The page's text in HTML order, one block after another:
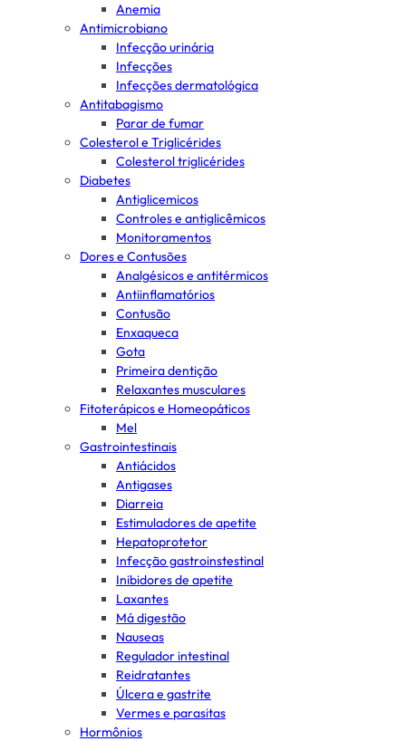
Anemia
Antimicrobiano
Infecção urinária
Infecções
Infecções dermatológica
Antitabagismo
Parar de fumar
Colesterol e Triglicérides
Colesterol triglicérides
Diabetes
Antiglicemicos
Controles e antiglicêmicos
Monitoramentos
Dores e Contusões
Analgésicos e antitérmicos
Antiinflamatórios
Contusão
Enxaqueca
Gota
Primeira dentição
Relaxantes musculares
Fitoterápicos e Homeopáticos
Mel
Gastrointestinais
Antiácidos
Antigases
Diarreia
Estimuladores de apetite
Hepatoprotetor
Infecção gastroinstestinal
Inibidores de apetite
Laxantes
Má digestão
Nauseas
Regulador intestinal
Reidratantes
Úlcera e gastrite
Vermes e parasitas
Hormônios